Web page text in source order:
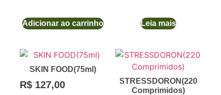
Adicionar ao carrinho Leia mais
SKIN FOOD(75ml)
R$ 127,00
STRESSDORON(220
Comprimidos)